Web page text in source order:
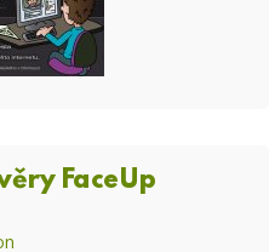
FaceUp